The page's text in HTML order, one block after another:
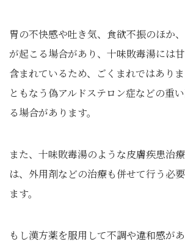
胃の不快感や吐き気、食欲不振のほか
が起こる場合があり、十味敗毒湯には
含まれているため、ごくまれではあり
ともなう偽アルドステロン症などの重
る場合があります。
また、十味敗毒湯のような皮膚疾患治
は、外用剤などの治療も併せて行う必
ます。
もし漢方薬を服用して不調や違和感が